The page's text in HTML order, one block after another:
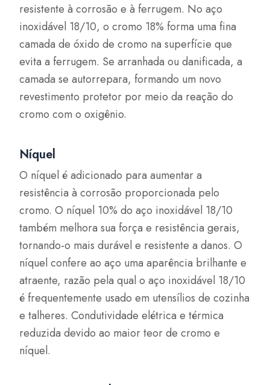
resistente à corrosão e à ferrugem. No aço
inoxidável 18/10, o cromo 18% forma uma fina
camada de óxido de cromo na superfície que
evita a ferrugem. Se arranhada ou danificada, a
camada se autorrepara, formando um novo
revestimento protetor por meio da reação do
cromo com o oxigênio.
Níquel
O níquel é adicionado para aumentar a
resistência à corrosão proporcionada pelo
cromo. O níquel 10% do aço inoxidável 18/10
também melhora sua força e resistência gerais,
tornando-o mais durável e resistente a danos. O
níquel confere ao aço uma aparência brilhante e
atraente, razão pela qual o aço inoxidável 18/10
é frequentemente usado em utensílios de cozinha
e talheres. Condutividade elétrica e térmica
reduzida devido ao maior teor de cromo e
níquel.